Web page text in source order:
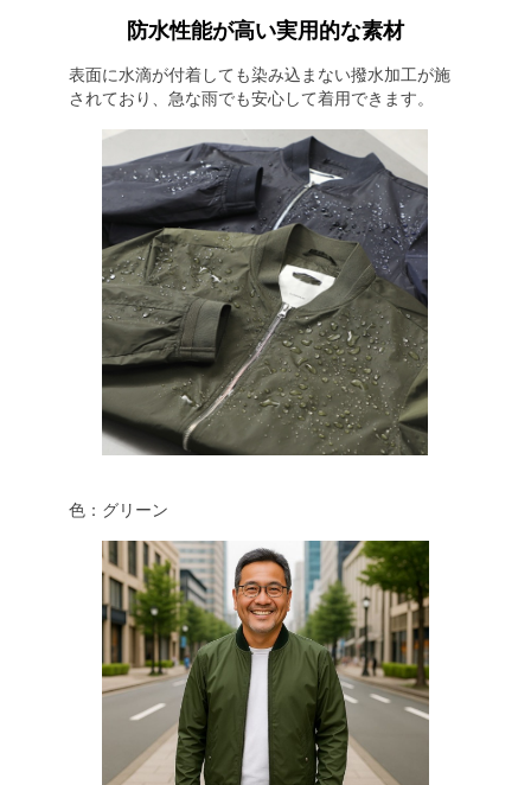
防水性能が高い実用的な素材
表面に水滴が付着しても染み込まない撥水加工が施
されており、急な雨でも安心して着用できます。
色：グリーン